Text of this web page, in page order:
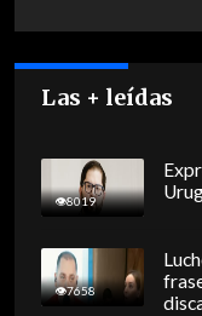
Las + leídas
8019
7658